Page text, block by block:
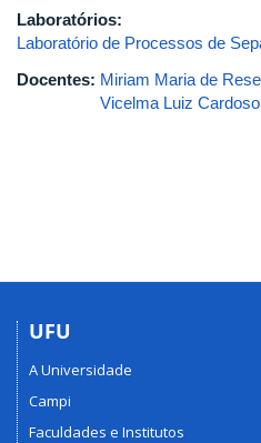
Laboratórios:
Laboratório de Processos de
Docentes: Miriam Maria de
Vicelma Luiz Cardoso
UFU
A Universidade
Campi
Faculdades e Institutos